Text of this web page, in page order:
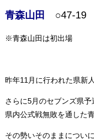
青森山田 ○47-19
※青森山田は初出場
昨年11月に行われた県新
さらに5月のセブンズ県
県内公式戦無敗を通した
その勢いそのままについ